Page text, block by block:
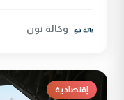
وكالة نون
إقتصادية